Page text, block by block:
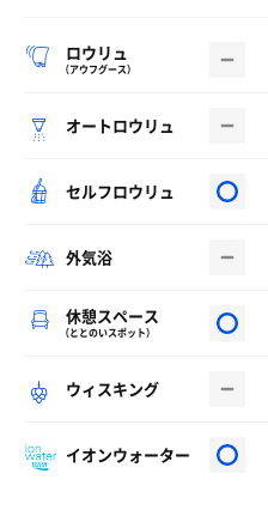
ロウリュ
（アウフグース）
オートロウリュ
セルフロウリュ
外気浴
休憩スペース
（ととのいスポット）
ウィスキング
イオンウォーター